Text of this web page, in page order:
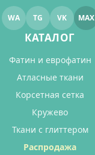
WA TG VK MAX
КАТАЛОГ
Фатин и еврофатин
Атласные ткани
Корсетная сетка
Кружево
Ткани с глиттером
Распродажа